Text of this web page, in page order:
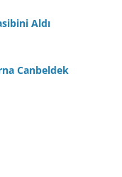
Aldı
Canbeldek